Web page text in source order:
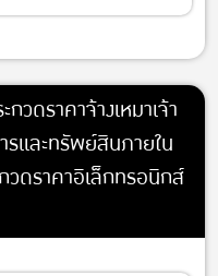
วดราคาจ้างเหมาเจ้า
และทรัพย์สินภายใน
ดราคาอิเล็กทรอนิกส์